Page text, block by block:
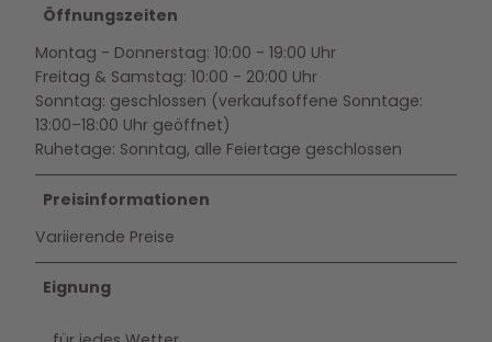
Öffnungszeiten
Montag - Donnerstag: 10:00 - 19:00 Uhr
Freitag & Samstag: 10:00 - 20:00 Uhr
Sonntag: geschlossen (verkaufsoffene Sonntage:
13:00–18:00 Uhr geöffnet)
Ruhetage: Sonntag, alle Feiertage geschlossen
Preisinformationen
Variierende Preise
Eignung